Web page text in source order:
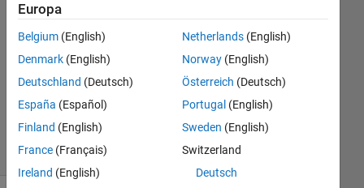
Risposta
Aggiornato
7 Nov
2021
Visualizzazioni
(30 giorni)
Europa
Belgium (English)
Denmark (English)
Deutschland (Deutsch)
España (Español)
Finland (English)
France (Français)
Ireland (English)
Netherlands(English)
Norway(English)
Österreich (Deutsch)
Portugal (English)
Sweden (English)
Switzerland
Deutsch